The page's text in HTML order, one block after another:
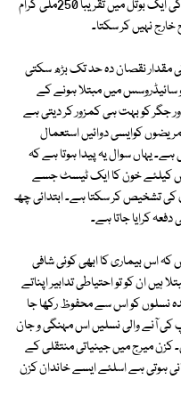
کے بعد خون چڑھانے کی ضروری پڑتی ہے۔ خون کی ایک بوتل میں تقریباً 250ملی گرام
نہیں کر سکتا۔
مقدار نقصان دہ حد تک بڑھ سکتی
سائیڈروسس میں مبتلا ہونے کے
جگر کو بہت ہی کمزور کر دیتی ہے
کوایسی دوائیں استعمال
ہے۔ یہاں سوال یہ پیدا ہوتا ہے کہ
کیلئے خون کا ایک ٹیسٹ جسے
کی تشخیص کر سکتا ہے۔ ابتدائی چھ
کرایا جاتا ہے۔
اس بیماری کا ابھی کوئی شافی
ہیں ان کو تو احتیاطی تدابیر اپناتے
نسلوں کو اس سے محفوظ رکھا جا
کی آنے والی نسلیں اس مہنگی و جان
کزن میرج میں جینیاتی منتقلی کے
ہوتی ہے اسلئے ایسے خاندان کزن